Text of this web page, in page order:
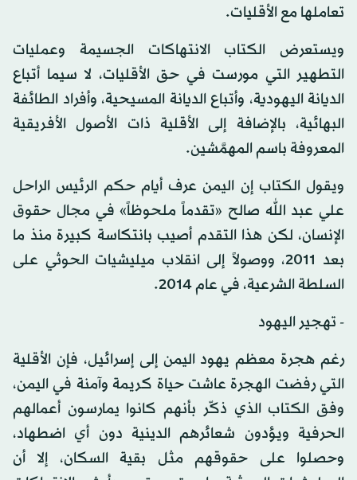
تعاملها مع الأقليات.
ويستعرض الكتاب الانتهاكات الجسيمة وعمليات
التطهير التي مورست في حق الأقليات، لا سيما أتباع
الديانة اليهودية، وأتباع الديانة المسيحية، وأفراد الطائفة
البهائية، بالإضافة إلى الأقلية ذات الأصول الأفريقية
المعروفة باسم المهمَّشين.
ويقول الكتاب إن اليمن عرف أيام حكم الرئيس الراحل
علي عبد الله صالح «تقدماً ملحوظاً» في مجال حقوق
الإنسان، لكن هذا التقدم أصيب بانتكاسة كبيرة منذ ما
بعد 2011، ووصولاً إلى انقلاب ميليشيات الحوثي على
السلطة الشرعية، في عام 2014.
- تهجير اليهود
رغم هجرة معظم يهود اليمن إلى إسرائيل، فإن الأقلية
التي رفضت الهجرة عاشت حياة كريمة وآمنة في اليمن،
وفق الكتاب الذي ذكّر بأنهم كانوا يمارسون أعمالهم
الحرفية ويؤدون شعائرهم الدينية دون أي اضطهاد،
وحصلوا على حقوقهم مثل بقية السكان، إلا أن